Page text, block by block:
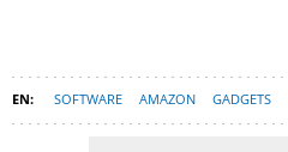
SOFTWARE AMAZON GADGETS